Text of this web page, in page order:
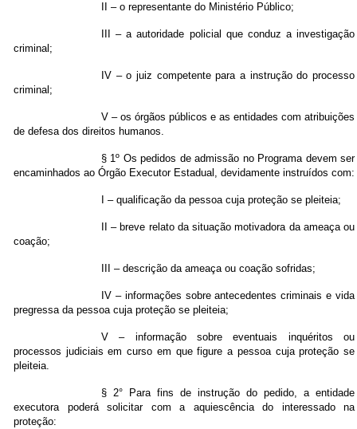
II – o representante do Ministério Público;
III – a autoridade policial que conduz a investigação
criminal;
IV – o juiz competente para a instrução do processo
criminal;
V – os órgãos públicos e as entidades com atribuições
de defesa dos direitos humanos.
§ 1º Os pedidos de admissão no Programa devem ser
encaminhados ao Órgão Executor Estadual, devidamente instruídos com:
I – qualificação da pessoa cuja proteção se pleiteia;
II – breve relato da situação motivadora da ameaça ou
coação;
III – descrição da ameaça ou coação sofridas;
IV – informações sobre antecedentes criminais e vida
pregressa da pessoa cuja proteção se pleiteia;
V – informação sobre eventuais inquéritos ou
processos judiciais em curso em que figure a pessoa cuja proteção se
pleiteia.
§ 2° Para fins de instrução do pedido, a entidade
executora poderá solicitar com a aquiescência do interessado na
proteção: